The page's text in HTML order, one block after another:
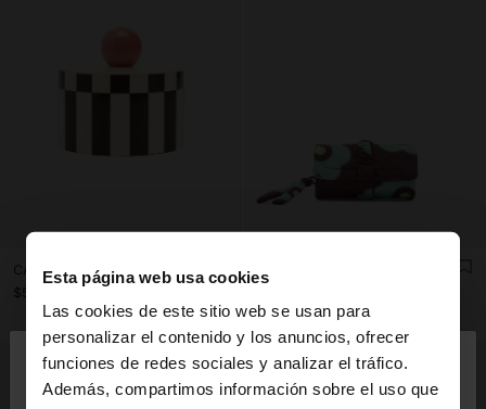
Esta página web usa cookies
Las cookies de este sitio web se usan para
personalizar el contenido y los anuncios, ofrecer
funciones de redes sociales y analizar el tráfico.
Además, compartimos información sobre el uso que
hola
$55.90